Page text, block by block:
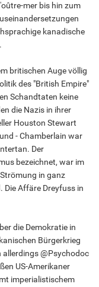
mer bis hin zum
kanadische
britischen Auge völlig
des "British Empire"
Schandtaten keine
die Nazis in ihrer
Houston Stewart
- Chamberlain war
Der
bezeichnet, war im
in ganz
Die Affäre Dreyfuss in
die Demokratie in
Bürgerkrieg
@Psychodoc
US-Amerikaner
imperialistischem